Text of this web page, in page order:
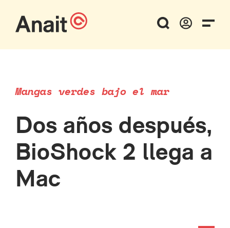
Mangas verdes bajo el mar
Dos años después,
BioShock 2 llega a
Mac